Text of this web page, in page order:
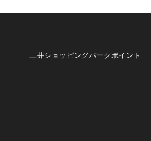
三井ショッピングパークポイント